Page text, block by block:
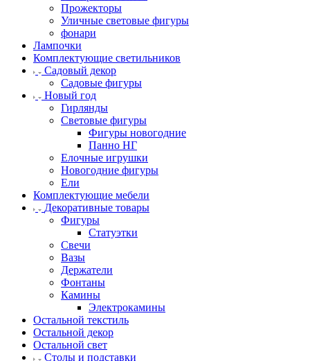
Прожекторы
Уличные световые фигуры
фонари
Лампочки
Комплектующие светильников
Садовый декор
Садовые фигуры
Новый год
Гирлянды
Световые фигуры
Фигуры новогодние
Панно НГ
Елочные игрушки
Новогодние фигуры
Ели
Комплектующие мебели
Декоративные товары
Фигуры
Статуэтки
Свечи
Вазы
Держатели
Фонтаны
Камины
Электрокамины
Остальной текстиль
Остальной декор
Остальной свет
Столы и подставки